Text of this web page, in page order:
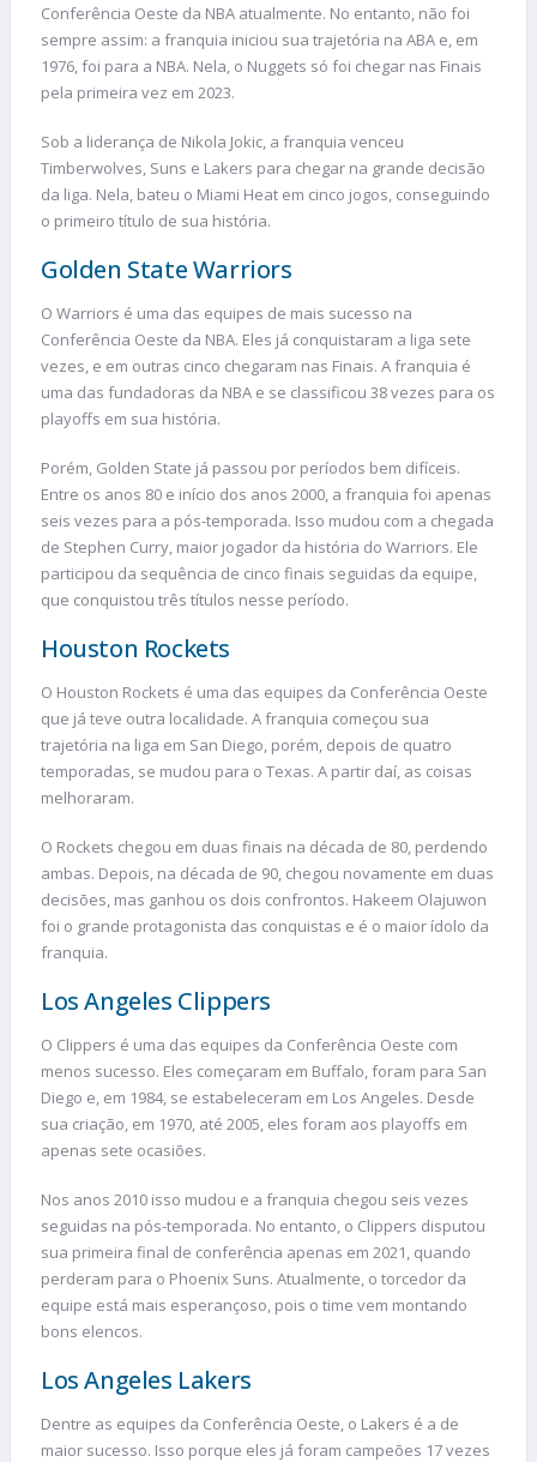
Conferência Oeste da NBA atualmente. No entanto, não foi
sempre assim: a franquia iniciou sua trajetória na ABA e, em
1976, foi para a NBA. Nela, o Nuggets só foi chegar nas Finais
pela primeira vez em 2023.
Sob a liderança de Nikola Jokic, a franquia venceu
Timberwolves, Suns e Lakers para chegar na grande decisão
da liga. Nela, bateu o Miami Heat em cinco jogos, conseguindo
o primeiro título de sua história.
Golden State Warriors
O Warriors é uma das equipes de mais sucesso na
Conferência Oeste da NBA. Eles já conquistaram a liga sete
vezes, e em outras cinco chegaram nas Finais. A franquia é
uma das fundadoras da NBA e se classificou 38 vezes para os
playoffs em sua história.
Porém, Golden State já passou por períodos bem difíceis.
Entre os anos 80 e início dos anos 2000, a franquia foi apenas
seis vezes para a pós-temporada. Isso mudou com a chegada
de Stephen Curry, maior jogador da história do Warriors. Ele
participou da sequência de cinco finais seguidas da equipe,
que conquistou três títulos nesse período.
Houston Rockets
O Houston Rockets é uma das equipes da Conferência Oeste
que já teve outra localidade. A franquia começou sua
trajetória na liga em San Diego, porém, depois de quatro
temporadas, se mudou para o Texas. A partir daí, as coisas
melhoraram.
O Rockets chegou em duas finais na década de 80, perdendo
ambas. Depois, na década de 90, chegou novamente em duas
decisões, mas ganhou os dois confrontos. Hakeem Olajuwon
foi o grande protagonista das conquistas e é o maior ídolo da
franquia.
Los Angeles Clippers
O Clippers é uma das equipes da Conferência Oeste com
menos sucesso. Eles começaram em Buffalo, foram para San
Diego e, em 1984, se estabeleceram em Los Angeles. Desde
sua criação, em 1970, até 2005, eles foram aos playoffs em
apenas sete ocasiões.
Nos anos 2010 isso mudou e a franquia chegou seis vezes
seguidas na pós-temporada. No entanto, o Clippers disputou
sua primeira final de conferência apenas em 2021, quando
perderam para o Phoenix Suns. Atualmente, o torcedor da
equipe está mais esperançoso, pois o time vem montando
bons elencos.
Los Angeles Lakers
Dentre as equipes da Conferência Oeste, o Lakers é a de
maior sucesso. Isso porque eles já foram campeões 17 vezes